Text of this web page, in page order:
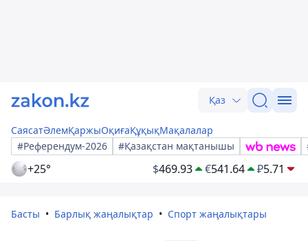
Қаз
СаясатӘлемҚаржыОқиғаҚұқықМақалалар
#Референдум-2026
#Қазақстан мақтанышы
+25° $469.93 €541.64 ₽5.71
Басты Барлық жаңалықтар Спорт жаңалықтары